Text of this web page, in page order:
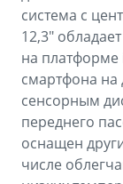
система с
12,3"
на платформе
смартфона на
сенсорным
переднего
оснащен
числе